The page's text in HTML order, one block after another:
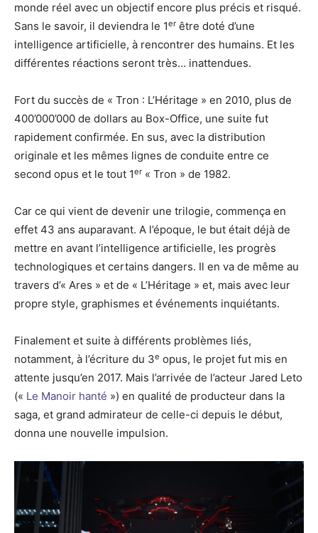
monde réel avec un objectif encore plus précis et risqué.
Sans le savoir, il deviendra le 1er être doté d’une
intelligence artificielle, à rencontrer des humains. Et les
différentes réactions seront très… inattendues.
Fort du succès de « Tron : L’Héritage » en 2010, plus de
400’000’000 de dollars au Box-Office, une suite fut
rapidement confirmée. En sus, avec la distribution
originale et les mêmes lignes de conduite entre ce
second opus et le tout 1er « Tron » de 1982.
Car ce qui vient de devenir une trilogie, commença en
effet 43 ans auparavant. A l’époque, le but était déjà de
mettre en avant l’intelligence artificielle, les progrès
technologiques et certains dangers. Il en va de même au
travers d’« Ares » et de « L’Héritage » et, mais avec leur
propre style, graphismes et événements inquiétants.
Finalement et suite à différents problèmes liés,
notamment, à l’écriture du 3e opus, le projet fut mis en
attente jusqu’en 2017. Mais l’arrivée de l’acteur Jared Leto
(« Le Manoir hanté ») en qualité de producteur dans la
saga, et grand admirateur de celle-ci depuis le début,
donna une nouvelle impulsion.